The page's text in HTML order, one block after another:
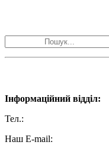
Інформаційний відділ:
Тел.:
Наш E-mail: